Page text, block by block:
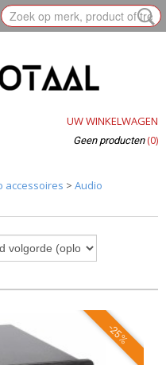
UW WINKELWAGEN
Geen producten (0)
accessoires > Audio
-25%